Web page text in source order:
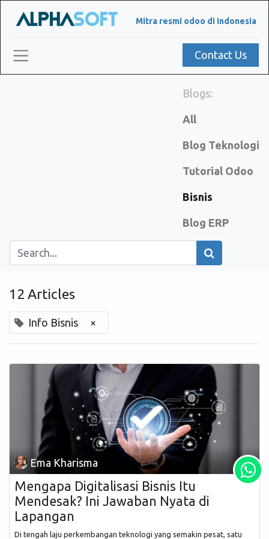
Mitra resmi odoo di Indonesia
Contact Us
Blogs:
All
Blog Teknologi
Tutorial Odoo
Bisnis
Blog ERP
12 Articles
Info Bisnis ×
Ema Kharisma
Mengapa Digitalisasi Bisnis Itu
Mendesak? Ini Jawaban Nyata di
Lapangan
Di tengah laju perkembangan teknologi yang semakin pesat, satu